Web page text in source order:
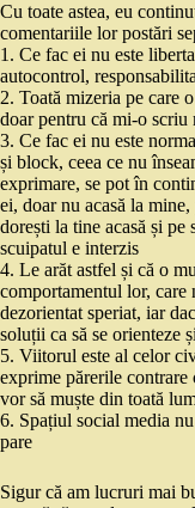
Cu toate astea, eu
comentariile lor postări
1. Ce fac ei nu este
autocontrol,
2. Toată mizeria pe care
doar pentru că mi-o
3. Ce fac ei nu este
și block, ceea ce nu
exprimare, se pot în
ei, doar nu acasă la
dorești la tine acasă și pe
scuipatul e interzis
4. Le arăt astfel și că o
comportamentul lor,
dezorientat speriat, iar
soluții ca să se orienteze
5. Viitorul este al celor
exprime părerile
vor să muște din toată
6. Spațiul social media
pare
Sigur că am lucruri mai